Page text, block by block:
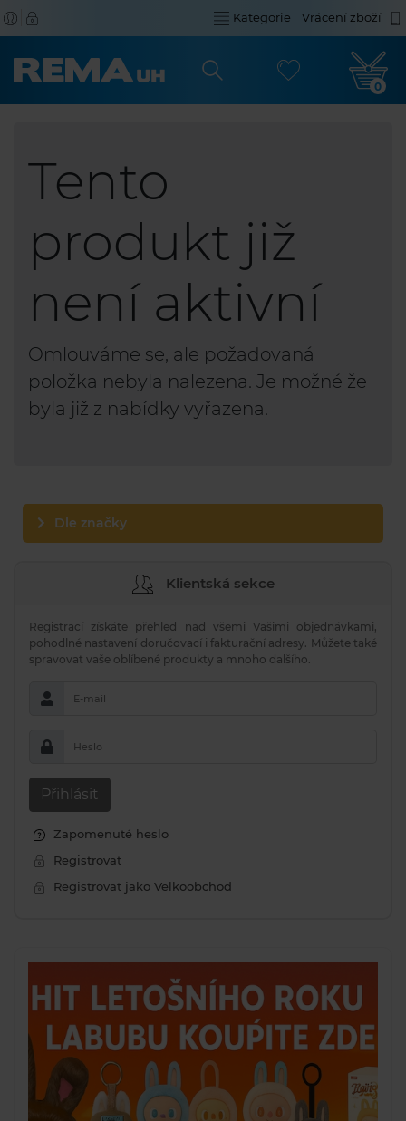
Kategorie Vrácení zboží
0
Tento
produkt již
není aktivní
Omlouváme se, ale požadovaná
položka nebyla nalezena. Je možné že
byla již z nabídky vyřazena.
Dle značky
Klientská sekce
Registrací získáte přehled nad všemi Vašimi objednávkami,
pohodlné nastavení doručovací i fakturační adresy. Můžete také
spravovat vaše oblíbené produkty a mnoho dalšího.
E-mail
Heslo
Přihlásit
Zapomenuté heslo
Registrovat
Registrovat jako Velkoobchod